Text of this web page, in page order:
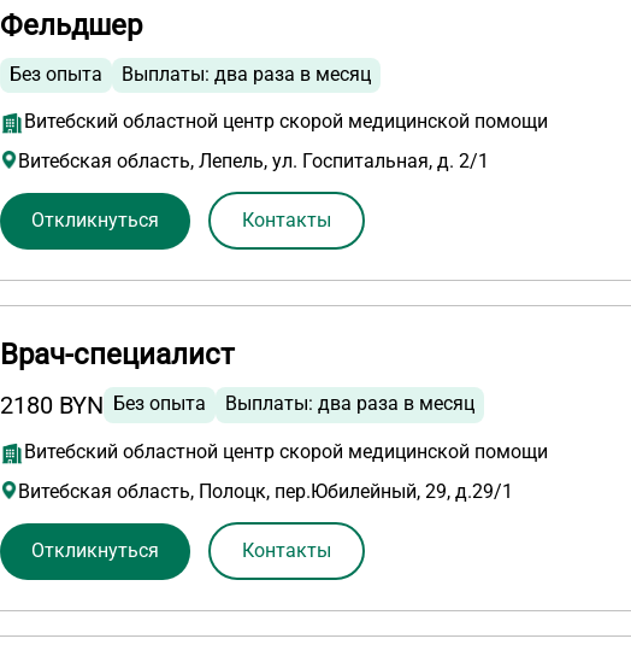
Фельдшер
Без опыта Выплаты: два раза в месяц
Витебский областной центр скорой медицинской помощи
Витебская область, Лепель, ул. Госпитальная, д. 2/1
Откликнуться Контакты
Врач-специалист
2180 BYN Без опыта Выплаты: два раза в месяц
Витебский областной центр скорой медицинской помощи
Витебская область, Полоцк, пер.Юбилейный, 29, д.29/1
Откликнуться Контакты